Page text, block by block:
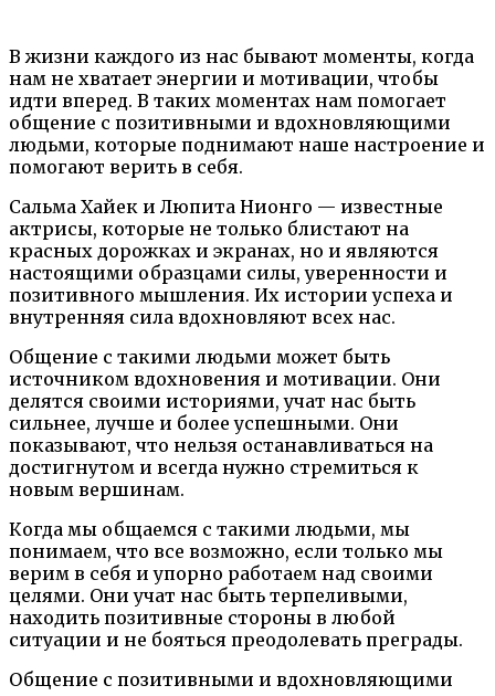
В жизни каждого из нас бывают моменты, когда
нам не хватает энергии и мотивации, чтобы
идти вперед. В таких моментах нам помогает
общение с позитивными и вдохновляющими
людьми, которые поднимают наше настроение и
помогают верить в себя.
Сальма Хайек и Люпита Нионго — известные
актрисы, которые не только блистают на
красных дорожках и экранах, но и являются
настоящими образцами силы, уверенности и
позитивного мышления. Их истории успеха и
внутренняя сила вдохновляют всех нас.
Общение с такими людьми может быть
источником вдохновения и мотивации. Они
делятся своими историями, учат нас быть
сильнее, лучше и более успешными. Они
показывают, что нельзя останавливаться на
достигнутом и всегда нужно стремиться к
новым вершинам.
Когда мы общаемся с такими людьми, мы
понимаем, что все возможно, если только мы
верим в себя и упорно работаем над своими
целями. Они учат нас быть терпеливыми,
находить позитивные стороны в любой
ситуации и не бояться преодолевать преграды.
Общение с позитивными и вдохновляющими